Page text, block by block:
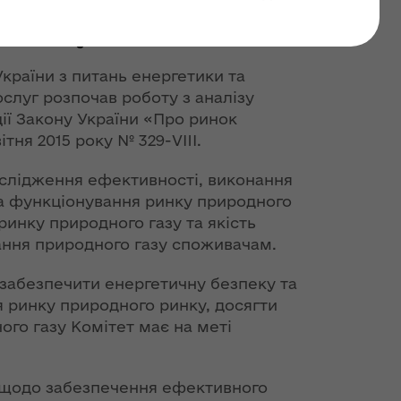
з питань енергетики та
розпочав роботу з аналізу
Закону України «Про ринок
2015 року № 329-VIII.
ефективності, виконання
функціонування ринку природного
ринку природного газу та якість
природного газу споживачам.
енергетичну безпеку та
природного ринку, досягти
газу Комітет має на меті
забезпечення ефективного